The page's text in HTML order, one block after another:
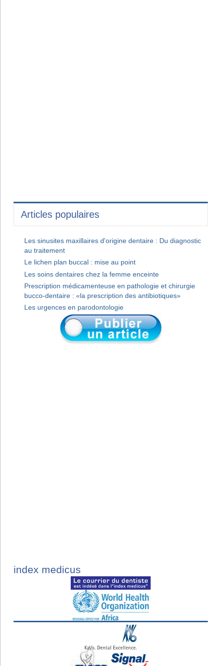
Articles populaires
Les sinusites maxillaires d'origine dentaire : Du diagnostic
au traitement
Le lichen plan buccal : mise au point
Les soins dentaires chez la femme enceinte
Prescription médicamenteuse en pathologie et chirurgie
bucco-dentaire : «la prescription des antibiotiques»
Les urgences en parodontologie
index medicus